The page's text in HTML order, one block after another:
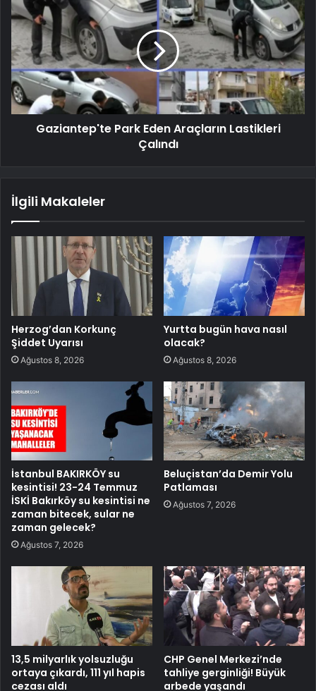
Gaziantep'te Park Eden Araçların Lastikleri
Çalındı
İlgili Makaleler
Herzog’dan Korkunç
Şiddet Uyarısı
Ağustos 8, 2026
Yurtta bugün hava nasıl
olacak?
Ağustos 8, 2026
İstanbul BAKIRKÖY su
kesintisi! 23-24 Temmuz
İSKİ Bakırköy su kesintisi ne
zaman bitecek, sular ne
zaman gelecek?
Ağustos 7, 2026
Beluçistan’da Demir Yolu
Patlaması
Ağustos 7, 2026
13,5 milyarlık yolsuzluğu
ortaya çıkardı, 111 yıl hapis
cezası aldı
CHP Genel Merkezi’nde
tahliye gerginliği! Büyük
arbede yaşandı